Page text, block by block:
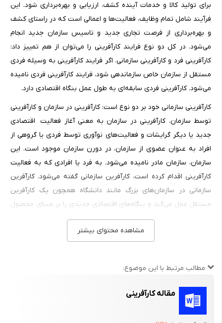
برای تولید کالا و خدمات آینده کشف، ارزیابی و بهره‌برداری شود. این
فرآیند شامل تمام وظایف، فعالیت‌ها و اعمالی است که در راستای کشف
و بهره‌برداری از فرصت تجاری جدید و تاسیس سازمان جدید انجام
می‌شود. در کل دو نوع فرایند کارآفرینی را می‌توان از هم تمییز داد:
کارآفرینی فرد و کار‌آفرینی سازمانی. اگر فرایند کارآفرینی به وسیله فردی
مستقل از سازمان خاص سازماندهی شود، فرایند کارآفرینی فردی نامیده
می‌شود. کارآفرینی فردی سابقه‌ای به طول عمل بنگاه اقتصادی دارد.
کارآفرینی سازمانی خود بر دو نوع است: کارآفرینی در سازمان و کارآفرینی
توسط سازمان. کارآفرینی در سازمان به معنی آغاز فعالیت اقتصادی
جدید یا دیگر گرایشات و فعالیت‌های نوآوری توسط فردی یا گروهی از
افراد به عنوان عضوی از سازمان، در دورن سازمان موجود است. این
سازمان، سازمان مادر نامیده می‌شود. به فرد یا افرادی که به فعالیت
کارآفرینی اقدام کرده است، کارآفرین سازمانی گفته می‌شود. کارآفرین
سازمانی در سازمان‌های بزرگ مانند دانشگاه همچون یک کارآفرین
مستقل عمل می‌کند و بنگاه‌های اقتصادی جدیدی را بر مبنای محصول
جدید، خدمات جدید یا فرایند جدید ایجاد می‌نماید. البته دانشگاه یا
سازمان مادر در ستانده کارآفرینی با کارآفرین یا کارآفرینان شریک است
نامیده می‌شود.
کارآفرینی توسط سازمان که کارآفرینی شرکتی نیز نامیده می‌شود، به این
معنی است که سازمان به عنوان یک شخصیت حقوقی اقدام به ایجاد
فعالیت جدید اقتصادی (بنگاه جدید، کارخانه جدید یا اداره جدید)
مشاهده محتوای بیشتر
مطالب مرتبط با این موضوع:
مقاله کارآفرینی